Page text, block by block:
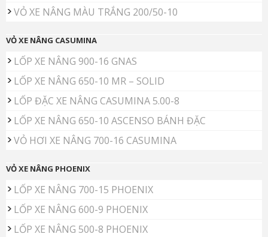
VỎ XE NÂNG MÀU TRẮNG 200/50-10
VỎ XE NÂNG CASUMINA
LỐP XE NÂNG 900-16 GNAS
LỐP XE NÂNG 650-10 MR – SOLID
LỐP ĐẶC XE NÂNG CASUMINA 5.00-8
LỐP XE NÂNG 650-10 ASCENSO BÁNH ĐẶC
VỎ HƠI XE NÂNG 700-16 CASUMINA
VỎ XE NÂNG PHOENIX
LỐP XE NÂNG 700-15 PHOENIX
LỐP XE NÂNG 600-9 PHOENIX
LỐP XE NÂNG 500-8 PHOENIX